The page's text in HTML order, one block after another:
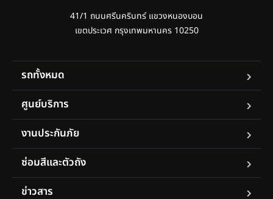
41/1 ถนนศรีนครินทร์ แขวงหนองบอน
เขตประเวศ กรุงเทพมหานคร 10250
รถทั้งหมด
ศูนย์บริการ
งานประกันภัย
ซ่อมสีและตัวถัง
ข่าวสาร